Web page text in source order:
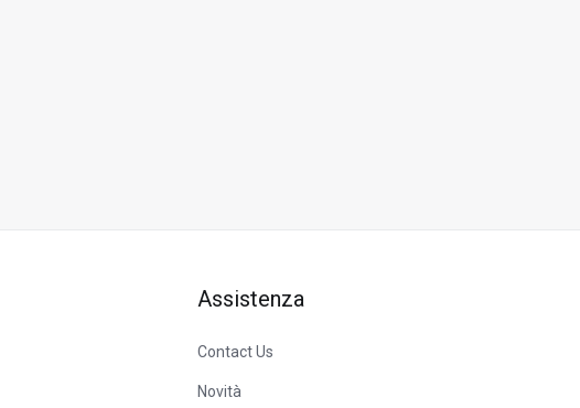
Assistenza
Contact Us
Novità